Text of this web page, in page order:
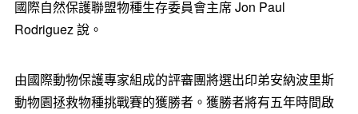
國際自然保護聯盟物種生存委員會主席 Jon Paul
Rodriguez 說。
由國際動物保護專家組成的評審團將選出印弟安納波里斯
動物園拯救物種挑戰賽的獲勝者。獲勝者將有五年時間啟